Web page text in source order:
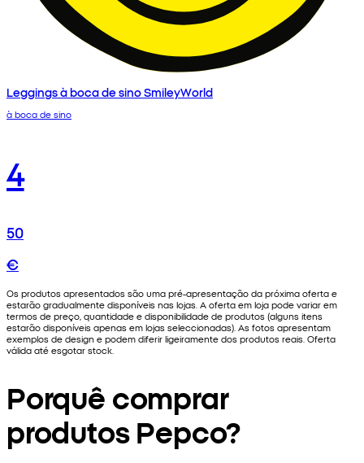
Leggings à boca de sino SmileyWorld
à boca de sino
4
50
€
Os produtos apresentados são uma pré-apresentação da próxima oferta e
estarão gradualmente disponíveis nas lojas. A oferta em loja pode variar em
termos de preço, quantidade e disponibilidade de produtos (alguns itens
estarão disponíveis apenas em lojas seleccionadas). As fotos apresentam
exemplos de design e podem diferir ligeiramente dos produtos reais. Oferta
válida até esgotar stock.
Porquê comprar
produtos Pepco?